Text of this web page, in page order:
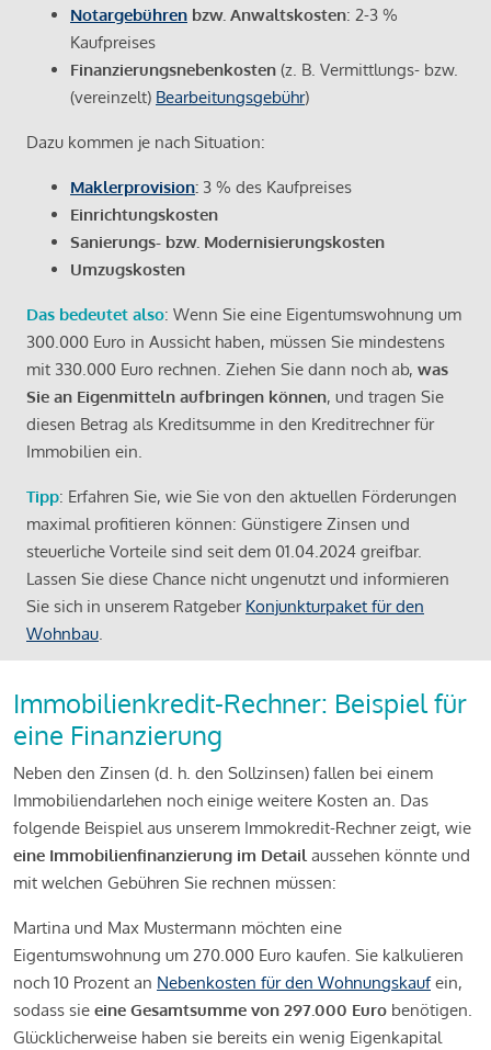
Notargebühren bzw. Anwaltskosten: 2-3 %
Kaufpreises
Finanzierungsnebenkosten (z. B. Vermittlungs- bzw.
(vereinzelt) Bearbeitungsgebühr)
Dazu kommen je nach Situation:
Maklerprovision: 3 % des Kaufpreises
Einrichtungskosten
Sanierungs- bzw. Modernisierungskosten
Umzugskosten
Das bedeutet also: Wenn Sie eine Eigentumswohnung um
300.000 Euro in Aussicht haben, müssen Sie mindestens
mit 330.000 Euro rechnen. Ziehen Sie dann noch ab, was
Sie an Eigenmitteln aufbringen können, und tragen Sie
diesen Betrag als Kreditsumme in den Kreditrechner für
Immobilien ein.
Tipp: Erfahren Sie, wie Sie von den aktuellen Förderungen
maximal profitieren können: Günstigere Zinsen und
steuerliche Vorteile sind seit dem 01.04.2024 greifbar.
Lassen Sie diese Chance nicht ungenutzt und informieren
Sie sich in unserem Ratgeber Konjunkturpaket für den
Wohnbau.
Immobilienkredit-Rechner: Beispiel für
eine Finanzierung
Neben den Zinsen (d. h. den Sollzinsen) fallen bei einem
Immobiliendarlehen noch einige weitere Kosten an. Das
folgende Beispiel aus unserem Immokredit-Rechner zeigt, wie
eine Immobilienfinanzierung im Detail aussehen könnte und
mit welchen Gebühren Sie rechnen müssen:
Martina und Max Mustermann möchten eine
Eigentumswohnung um 270.000 Euro kaufen. Sie kalkulieren
noch 10 Prozent an Nebenkosten für den Wohnungskaufein,
sodass sie eine Gesamtsumme von 297.000 Euro benötigen.
Glücklicherweise haben sie bereits ein wenig Eigenkapital